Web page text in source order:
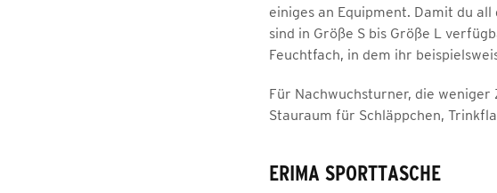
einiges an Equipment. Damit du
sind in Größe S bis Größe L
Feuchtfach, in dem ihr
Für Nachwuchsturner, die weniger
Stauraum für Schläppchen,
ERIMA SPORTTASCHE